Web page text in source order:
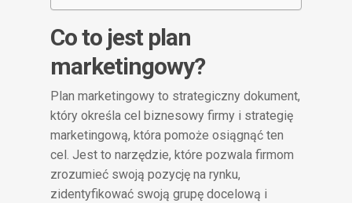
Co to jest plan
marketingowy?
Plan marketingowy to strategiczny dokument,
który określa cel biznesowy firmy i strategię
marketingową, która pomoże osiągnąć ten
cel. Jest to narzędzie, które pozwala firmom
zrozumieć swoją pozycję na rynku,
zidentyfikować swoją grupę docelową i